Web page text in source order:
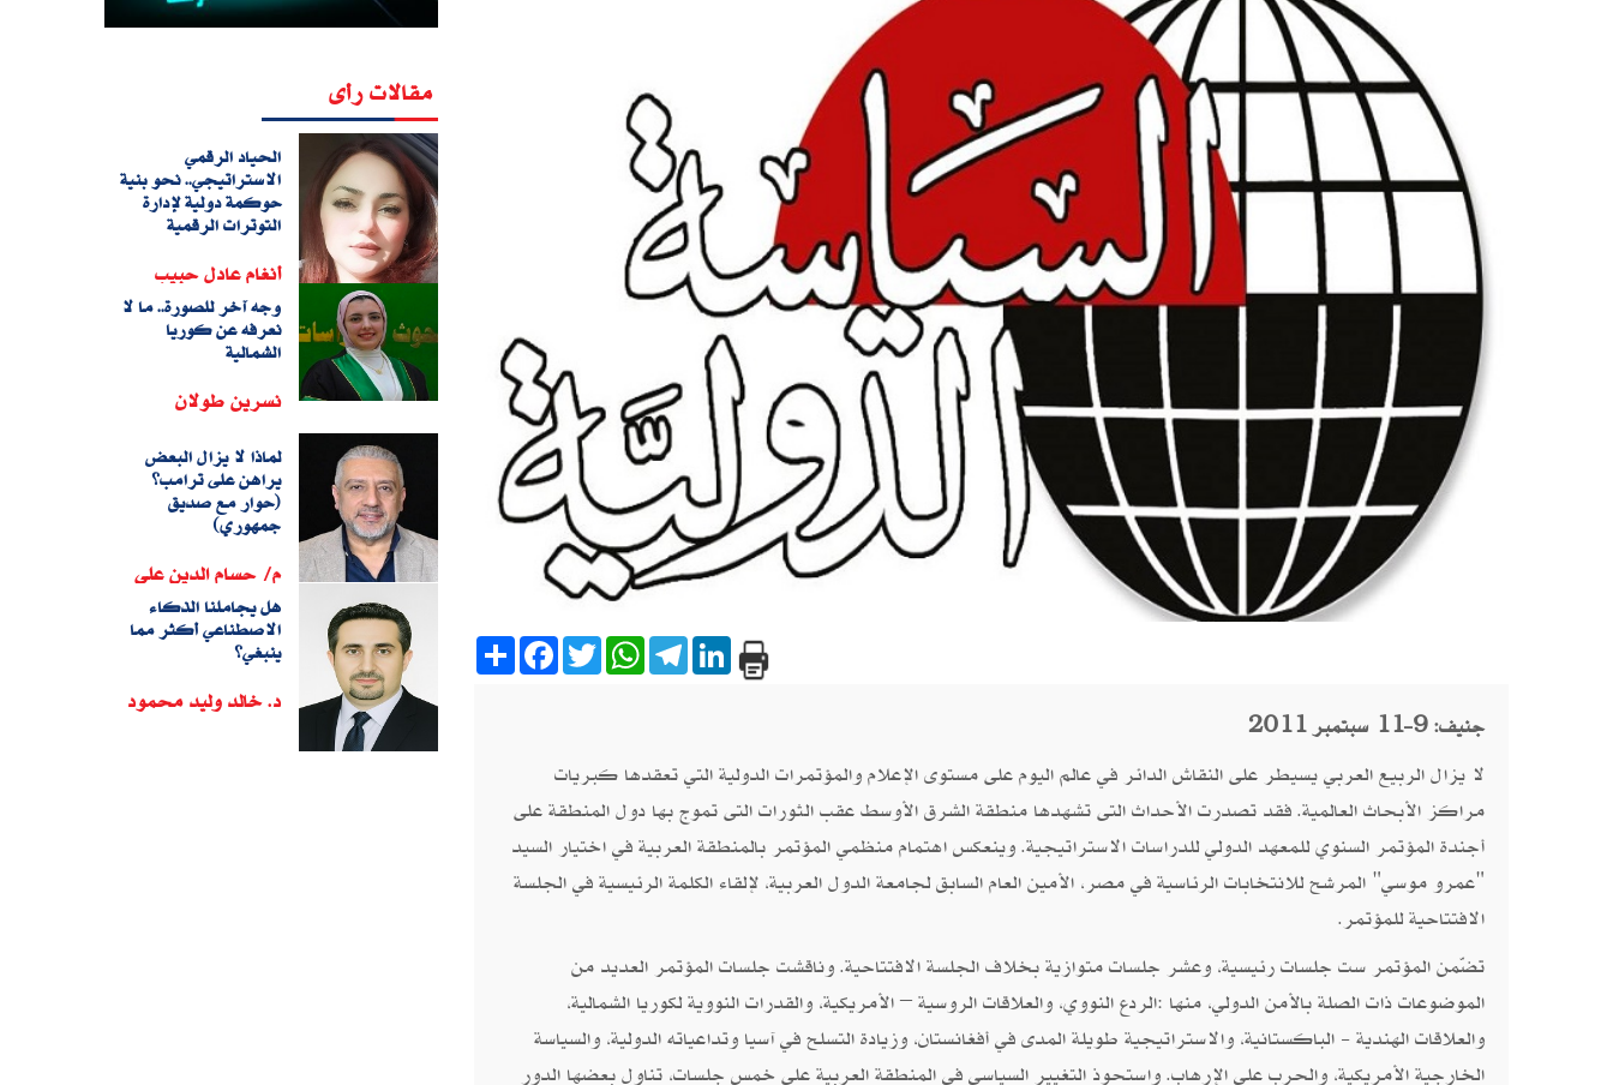
ShareFacebook
TwitterWhatsAppTelegramLinkedIn
جنيف: 9-11 سبتمبر 2011
لا يزال الربيع العربي يسيطر على النقاش الدائر في عالم اليوم على مستوى الإعلام والمؤتمرات الدولية التي تعقدها كبريات
مراكز الأبحاث العالمية. فقد تصدرت الأحداث التى تشهدها منطقة الشرق الأوسط عقب الثورات التى تموج بها دول المنطقة على
أجندة المؤتمر السنوي للمعهد الدولي للدراسات الاستراتيجية. وينعكس اهتمام منظمي المؤتمر بالمنطقة العربية في اختيار السيد
"عمرو موسي" المرشح للانتخابات الرئاسية في مصر، الأمين العام السابق لجامعة الدول العربية، لإلقاء الكلمة الرئيسية في الجلسة
الافتتاحية للمؤتمر.
تضّمن المؤتمر ست جلسات رئيسية، وعشر جلسات متوازية بخلاف الجلسة الافتتاحية. وناقشت جلسات المؤتمر العديد من
الموضوعات ذات الصلة بالأمن الدولي، منها :الردع النووي، والعلاقات الروسية – الأمريكية، والقدرات النووية لكوريا الشمالية،
والعلاقات الهندية - الباكستانية، والاستراتيجية طويلة المدى في أفغانستان، وزيادة التسلح في آسيا وتداعياته الدولية، والسياسة
الخارجية الأمريكية، والحرب علي الإرهاب. واستحوذ التغيير السياسي في المنطقة العربية على خمس جلسات، تناول بعضها الدور
مقالات رأى
الحياد الرقمي
الاستراتيجي.. نحو بنية
حوكمة دولية لإدارة
التوترات الرقمية
أنغام عادل حبيب
وجه آخر للصورة.. ما لا
نعرفه عن كوريا
الشمالية
نسرين طولان
لماذا لا يزال البعض
يراهن على ترامب؟
(حوار مع صديق
جمهوري)
م/ حسام الدين على
هل يجاملنا الذكاء
الاصطناعي أكثر مما
ينبغي؟
د. خالد وليد محمود